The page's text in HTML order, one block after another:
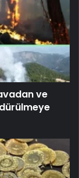
ve